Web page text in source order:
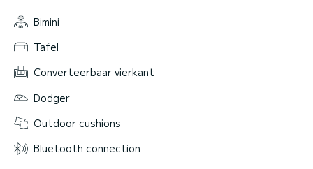
Bimini
Tafel
Converteerbaar vierkant
Dodger
Outdoor cushions
Bluetooth connection